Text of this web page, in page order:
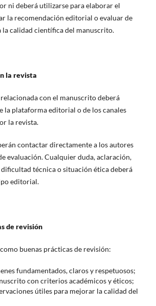
ni deberá utilizarse para elaborar el
la recomendación editorial o evaluar de
calidad científica del manuscrito.
la revista
con el manuscrito deberá
la plataforma editorial o de los canales
la revista.
contactar directamente a los autores
evaluación. Cualquier duda, aclaración,
técnica o situación ética deberá
editorial.
de revisión
buenas prácticas de revisión:
fundamentados, claros y respetuosos;
con criterios académicos y éticos;
útiles para mejorar la calidad del